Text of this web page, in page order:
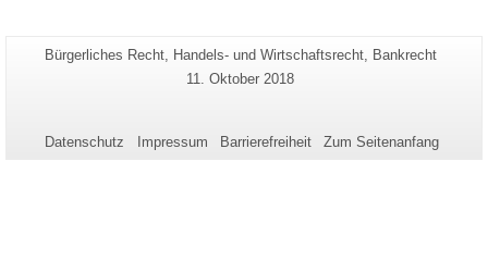
Zusätzliche
Informationen
Seite
Seiten-
Bürgerliches Recht, Handels- und Wirtschaftsrecht, Bankrecht
Letzte
11. Oktober 2018
Datenschutz Impressum Barrierefreiheit Zum Seitenanfang